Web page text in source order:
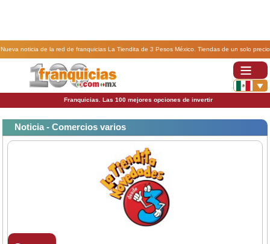
Nueva noticia de la red de franquicias La Tiendita de 3 Pesos México. Tiendas de un solo precio
Franquicias. Las 100 mejores opciones de invertir
Noticia - Comercios varios